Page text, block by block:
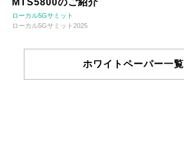
MTS5800のご紹介
ローカル5Gサミット
ローカル5Gサミット2025
ホワイトペーパー一覧